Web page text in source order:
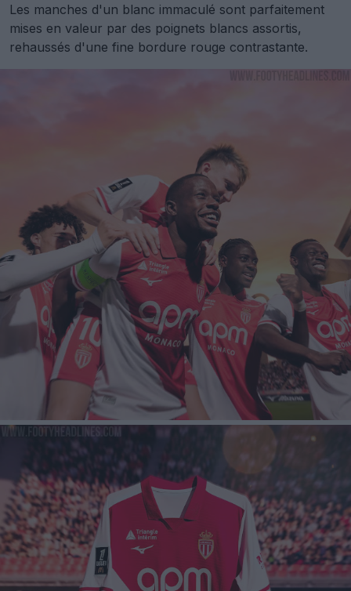
Les manches d'un blanc immaculé sont parfaitement
mises en valeur par des poignets blancs assortis,
rehaussés d'une fine bordure rouge contrastante.